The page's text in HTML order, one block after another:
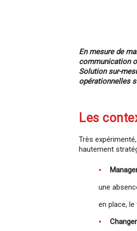
En mesure de
communication
Solution sur-
opérationnelles
Les
Très
hautement
une
en place,